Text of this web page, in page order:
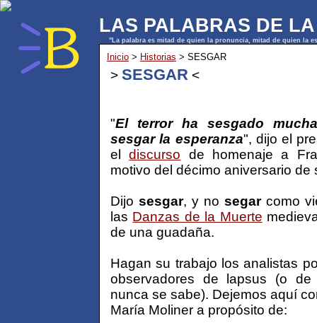
LAS PALABRAS DE
"La palabra es mitad de quien la pronuncia, mitad de quien la
Inicio > Historias > SESGAR
> SESGAR <
"El terror ha sesgado
sesgar la esperanza", dijo el
eldiscurso de homenaje a
motivo del décimo aniversario de
Dijo sesgar, y no segarcomo
las Danzas de la Muerte
de una guadaña.
Hagan su trabajo los analistas
observadores de lapsus (o de
nunca se sabe). Dejemos aquí
María Moliner a propósito de: